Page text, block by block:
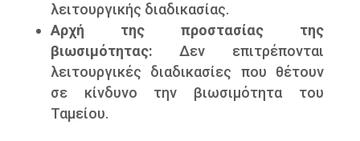
λειτουργικής διαδικασίας.
Αρχή της προστασίας της
βιωσιμότητας: Δεν επιτρέπονται
λειτουργικές διαδικασίες που θέτουν
σε κίνδυνο την βιωσιμότητα του
Ταμείου.